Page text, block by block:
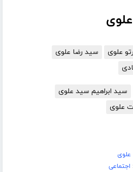
علوی
سید رضا علوی
سید ابراهیم سید علوی
علوی
علوی
اجتماعی